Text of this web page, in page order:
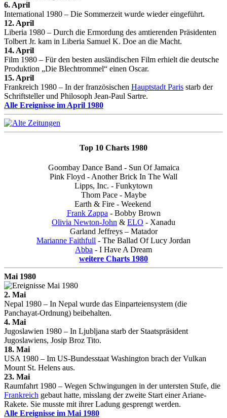
6. April
International 1980 – Die Sommerzeit wurde wieder eingeführt.
12. April
Liberia 1980 – Durch die Ermordung des amtierenden Präsidenten
Tolbert Jr. kam in Liberia Samuel K. Doe an die Macht.
14. April
Film 1980 – Für den besten ausländischen Film erhielt die deutsche
Produktion „Die Blechtrommel“ einen Oscar.
15. April
Frankreich 1980 – In der französischen Hauptstadt Paris starb der
Schriftsteller und Philosoph Jean-Paul Sartre.
Alle Ereignisse im April 1980
Top 10 Charts 1980
Goombay Dance Band - Sun Of Jamaica
Pink Floyd - Another Brick In The Wall
Lipps, Inc. - Funkytown
Thom Pace - Maybe
Earth & Fire - Weekend
Frank Zappa - Bobby Brown
Olivia Newton-John & ELO - Xanadu
Garland Jeffreys – Matador
Marianne Faithfull - The Ballad Of Lucy Jordan
Abba - I Have A Dream
weitere Charts 1980
Mai 1980
2. Mai
Nepal 1980 – In Nepal wurde das Einparteiensystem (die
Panchayat-Ordnung) beibehalten.
4. Mai
Jugoslawien 1980 – In Ljubljana starb der Staatspräsident
Jugoslawiens, Josip Broz Tito.
18. Mai
USA 1980 – Im US-Bundesstaat Washington brach der Vulkan
Mount St. Helens aus.
23. Mai
Raumfahrt 1980 – Wegen Schwingungen in der untersten Stufe, die
Frankreich gebaut hatte, misslang der zweite Start einer Ariane-
Rakete. Sie musste mit ihrer Ladung gesprengt werden.
Alle Ereignisse im Mai 1980